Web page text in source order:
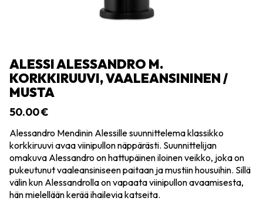
ALESSI ALESSANDRO M.
KORKKIRUUVI, VAALEANSININEN /
MUSTA
50.00€
Alessandro Mendinin Alessille suunnittelema klassikko
korkkiruuvi avaa viinipullon näppärästi. Suunnittelijan
omakuva Alessandro on hattupäinen iloinen veikko, joka on
pukeutunut vaaleansiniseen paitaan ja mustiin housuihin. Sillä
välin kun Alessandrolla on vapaata viinipullon avaamisesta,
hän mielellään kerää ihailevia katseita.